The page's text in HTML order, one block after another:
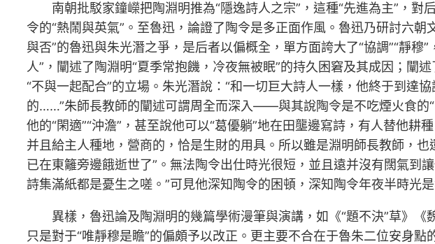
南朝批駁家鐘嶸把陶淵明推為“隱逸詩人之宗”，這種“先進為主”，
令的“熱鬧與英氣”。至魯迅，論證了陶令是多正面作風。魯迅乃研討六
與否”的魯迅與朱光潛之爭，是后者以偏概全，單方面誇大了“協調”“靜
人”，闡述了陶淵明“夏季常抱饑，冷夜無被眠”的持久困窘及其成因；闡
“不與一起配合”的立場。朱光潛說：“和一切巨大詩人一樣，他終于到達
的……”朱師長教師的闡述可謂周全而深入——與其說陶令是不吃煙火食的
他的“閑適”“沖澹”，甚至說他可以“葛優躺”地在田壟邊寫詩，有人替他
并且給主人種地，營商的，恰是生財的用具。所以雖是淵明師長教師，也
已在東籬旁邊餓逝世了”。無法陶令出仕時光很短，並且遠并沒有闊氣到
詩集滿紙都是憂生之嗟。”可見他深知陶令的困頓，深知陶令年夜半時光是
異樣，魯迅論及陶淵明的幾篇學術漫筆與演講，如《“題不決”草》《
只是對于“唯靜穆是瞻”的偏頗予以改正。更主要不合在于魯朱二位安身